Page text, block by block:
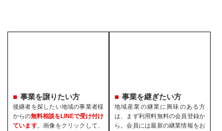
事業を譲りたい方
後継者を探したい地域の事業者様
からの無料相談をLINEで受け付け
ています。画像をクリックして、
事業を継ぎたい方
地域産業の継業に興味のある方
は、まず利用料無料の会員登録か
ら。会員には最新の継業情報をお